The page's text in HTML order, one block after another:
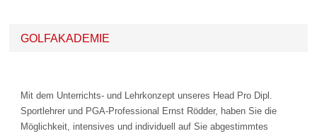
GOLFAKADEMIE
Mit dem Unterrichts- und Lehrkonzept unseres Head Pro Dipl.
Sportlehrer und PGA-Professional Ernst Rödder, haben Sie die
Möglichkeit, intensives und individuell auf Sie abgestimmtes